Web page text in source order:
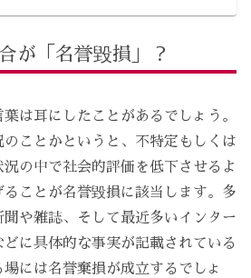
が「名誉毀損」？
葉は耳にしたことがあるでしょう。
ことかというと、不特定もしくは
の中で社会的評価を低下させるよ
ることが名誉毀損に該当します。多
聞や雑誌、そして最近多いインター
に具体的な事実が記載されている
には名誉棄損が成立するでしょ